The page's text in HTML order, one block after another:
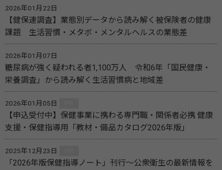
2026年01月22日
【健保連調査】業態別データから読み解く被保険者の健康
課題 生活習慣・メタボ・メンタルヘルスの業態差
2026年01月07日
糖尿病が強く疑われる者1,100万人 令和6年「国民健康・
栄養調査」から読み解く生活習慣病と地域差
2026年01月05日
【申込受付中】保健事業に携わる専門職・関係者必携 健康
支援・保健指導用「教材・備品カタログ2026年版」
2025年12月23日
「2026年版保健指導ノート」刊行～公衆衛生の最新情報を